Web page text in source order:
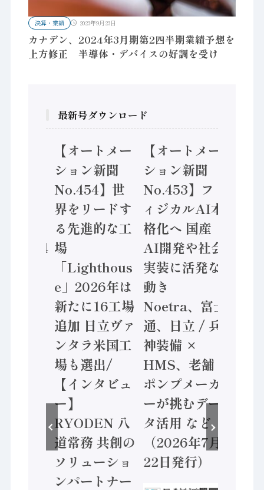
決算・業績 2023年9月23日
カナデン、2024年3月期第2四半期業績予想を
上方修正 半導体・デバイスの好調を受け
最新号ダウンロード
【オートメー
ション新聞
No.454】世
界をリードす
る先進的な工
「Lighthous
e」2026年は
新たに16工場
追加 日立ヴァ
ンタラ米国工
場も選出/
【インタビュ
RYODEN 八
道常務 共創の
ソリューショ
ンパートナー
【オートメー
ション新聞
No.453】フ
ィジカルAI本
格化へ 国産
AI開発や社会
実装に活発な
動き
Noetra、富士
通、日立 / 兵
神装備 ×
HMS、老舗
ポンプメーカ
ーが挑むデー
タ活用 など
（2026年7月
22日発行）
【オートメー
ション新聞
No.455】
「経済構造実
態調査二次集
計結果」
年製造業 付
/ 三菱電機と
ソニーセミコ
ン AIビジョ
ンセンサで協
業 / IDEC、
安全に動かす
セーフティコ
ントローラ
（2026年8